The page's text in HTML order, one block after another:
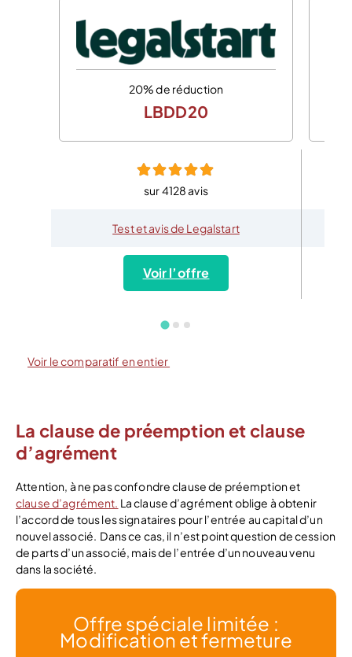
20% de réduction
LBDD20
sur 4128 avis
Test et avis de Legalstart
Voir l’offre
Voir le comparatif en entier
La clause de préemption et clause
d’agrément
Attention, à ne pas confondre clause de préemption et
clause d’agrément. La clause d’agrément oblige à obtenir
l’accord de tous les signataires pour l’entrée au capital d’un
nouvel associé. Dans ce cas, il n’est point question de cession
de parts d’un associé, mais de l’entrée d’un nouveau venu
dans la société.
Offre spéciale limitée :
Modification et fermeture